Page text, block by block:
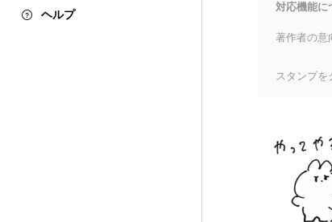
ヘルプ
対応機能に
著作者の意
スタンプを